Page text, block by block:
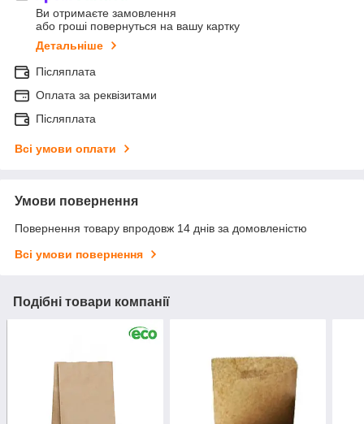
Ви отримаєте замовлення
або гроші повернуться на вашу картку
Детальніше
Післяплата
Оплата за реквізитами
Післяплата
Всі умови оплати
Умови повернення
Повернення товару впродовж 14 днів за домовленістю
Всі умови повернення
Подібні товари компанії